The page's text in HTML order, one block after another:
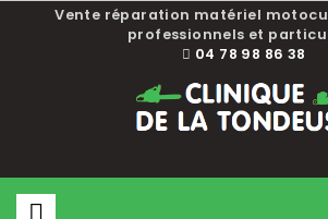
Vente réparation matériel
professionnels et
04 78 98 86 38